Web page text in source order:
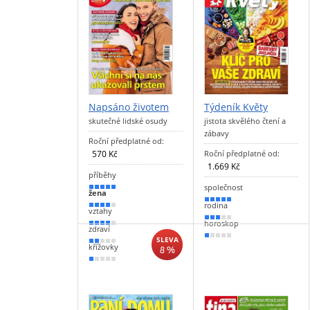
Napsáno životem
skutečné lidské osudy
Roční předplatné od:
570 Kč
příběhy
90 %
žena
80 %
vztahy
80 %
zdraví
30 %
křížovky
10 %
Týdeník Květy
jistota skvělého čtení a
zábavy
Roční předplatné od:
1.669 Kč
společnost
100 %
rodina
50 %
horoskop
10 %
SLEVA
8 %